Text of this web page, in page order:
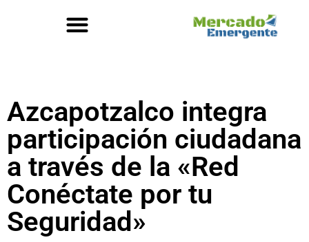
Azcapotzalco integra
participación ciudadana
a través de la «Red
Conéctate por tu
Seguridad»